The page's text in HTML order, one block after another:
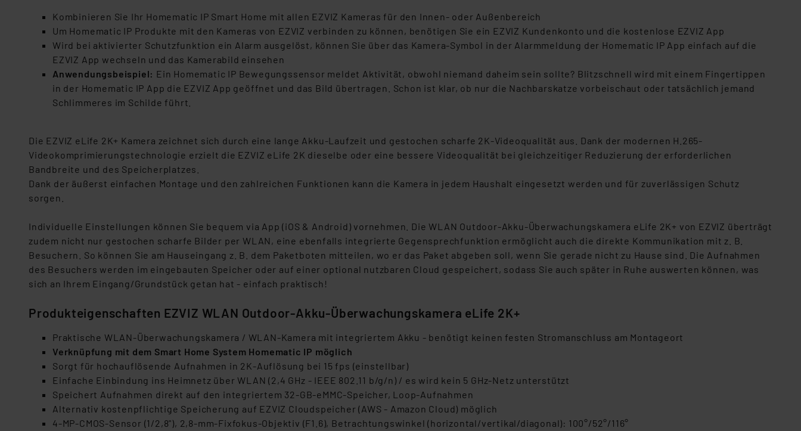
Kombinieren Sie Ihr Homematic IP Smart Home mit allen EZVIZ Kameras für den Innen- oder Außenbereich
Um Homematic IP Produkte mit den Kameras von EZVIZ verbinden zu können, benötigen Sie ein EZVIZ Kundenkonto und die kostenlose EZVIZ App
Wird bei aktivierter Schutzfunktion ein Alarm ausgelöst, können Sie über das Kamera-Symbol in der Alarmmeldung der Homematic IP App einfach auf die
EZVIZ App wechseln und das Kamerabild einsehen
Anwendungsbeispiel: Ein Homematic IP Bewegungssensor meldet Aktivität, obwohl niemand daheim sein sollte? Blitzschnell wird mit einem Fingertippen
in der Homematic IP App die EZVIZ App geöffnet und das Bild übertragen. Schon ist klar, ob nur die Nachbarskatze vorbeischaut oder tatsächlich jemand
Schlimmeres im Schilde führt.
Die EZVIZ eLife 2K+ Kamera zeichnet sich durch eine lange Akku-Laufzeit und gestochen scharfe 2K-Videoqualität aus. Dank der modernen H.265-
Videokomprimierungstechnologie erzielt die EZVIZ eLife 2K dieselbe oder eine bessere Videoqualität bei gleichzeitiger Reduzierung der erforderlichen
Bandbreite und des Speicherplatzes.
Dank der äußerst einfachen Montage und den zahlreichen Funktionen kann die Kamera in jedem Haushalt eingesetzt werden und für zuverlässigen Schutz
sorgen.
Individuelle Einstellungen können Sie bequem via App (iOS & Android) vornehmen. Die WLAN Outdoor-Akku-Überwachungskamera eLife 2K+ von EZVIZ überträgt
zudem nicht nur gestochen scharfe Bilder per WLAN, eine ebenfalls integrierte Gegensprechfunktion ermöglicht auch die direkte Kommunikation mit z. B.
Besuchern. So können Sie am Hauseingang z. B. dem Paketboten mitteilen, wo er das Paket abgeben soll, wenn Sie gerade nicht zu Hause sind. Die Aufnahmen
des Besuchers werden im eingebauten Speicher oder auf einer optional nutzbaren Cloud gespeichert, sodass Sie auch später in Ruhe auswerten können, was
sich an Ihrem Eingang/Grundstück getan hat - einfach praktisch!
Produkteigenschaften EZVIZ WLAN Outdoor-Akku-Überwachungskamera eLife 2K+
Praktische WLAN-Überwachungskamera / WLAN-Kamera mit integriertem Akku - benötigt keinen festen Stromanschluss am Montageort
Verknüpfung mit dem Smart Home System Homematic IP möglich
Sorgt für hochauflösende Aufnahmen in 2K-Auflösung bei 15 fps (einstellbar)
Einfache Einbindung ins Heimnetz über WLAN (2,4 GHz - IEEE 802.11 b/g/n) / es wird kein 5 GHz-Netz unterstützt
Speichert Aufnahmen direkt auf den integriertem 32-GB-eMMC-Speicher, Loop-Aufnahmen
Alternativ kostenpflichtige Speicherung auf EZVIZ Cloudspeicher (AWS - Amazon Cloud) möglich
4-MP-CMOS-Sensor (1/2,8"), 2,8-mm-Fixfokus-Objektiv (F1.6), Betrachtungswinkel (horizontal/vertikal/diagonal): 100°/52°/116°